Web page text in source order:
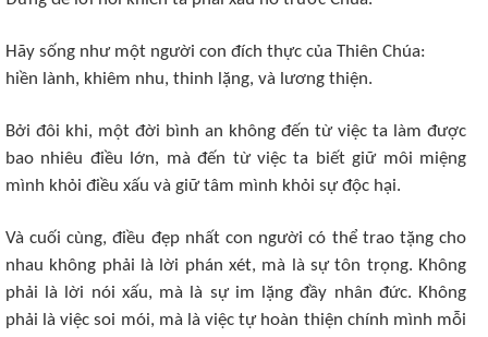
Hãy sống như một người con đích thực của Thiên Chúa:
hiền lành, khiêm nhu, thinh lặng, và lương thiện.
Bởi đôi khi, một đời bình an không đến từ việc ta làm được
bao nhiêu điều lớn, mà đến từ việc ta biết giữ môi miệng
mình khỏi điều xấu và giữ tâm mình khỏi sự độc hại.
Và cuối cùng, điều đẹp nhất con người có thể trao tặng cho
nhau không phải là lời phán xét, mà là sự tôn trọng. Không
phải là lời nói xấu, mà là sự im lặng đầy nhân đức. Không
phải là việc soi mói, mà là việc tự hoàn thiện chính mình mỗi